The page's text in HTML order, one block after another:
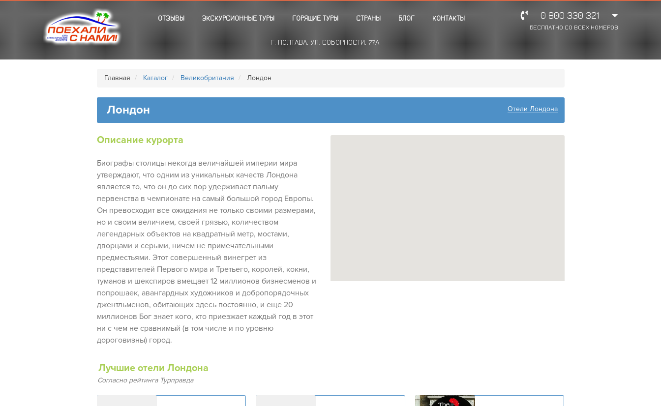
ОТЗЫВЫ ЭКСКУРСИОННЫЕ ТУРЫ ГОРЯЩИЕ ТУРЫ СТРАНЫ БЛОГ КОНТАКТЫ
Г. ПОЛТАВА, УЛ. СОБОРНОСТИ, 77А
0 800 330 321
БЕСПЛАТНО СО ВСЕХ НОМЕРОВ
Главная Каталог Великобритания Лондон
Лондон Отели Лондона
Описание курорта
Биографы столицы некогда величайшей империи мира
утверждают, что одним из уникальных качеств Лондона
является то, что он до сих пор удерживает пальму
первенства в чемпионате на самый большой город Европы.
Он превосходит все ожидания не только своими размерами,
но и своим величием, своей грязью, количеством
легендарных объектов на квадратный метр, мостами,
дворцами и серыми, ничем не примечательными
предместьями. Этот совершенный винегрет из
представителей Первого мира и Третьего, королей, кокни,
туманов и шекспиров вмещает 12 миллионов бизнесменов и
попрошаек, авангардных художников и добропорядочных
джентльменов, обитающих здесь постоянно, и еще 20
миллионов Бог знает кого, кто приезжает каждый год в этот
ни с чем не сравнимый (в том числе и по уровню
дороговизны) город.
Лучшие отели Лондона
Согласно рейтинга Турправда